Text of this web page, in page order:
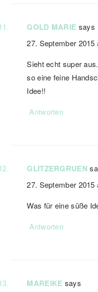
GOLD MARIE says
27. September 2015
Sieht echt super
so eine feine
Idee!!
Antworten
GLITZERGRUEN
27. September 2015
Was für eine süße
Antworten
MAREIKE says